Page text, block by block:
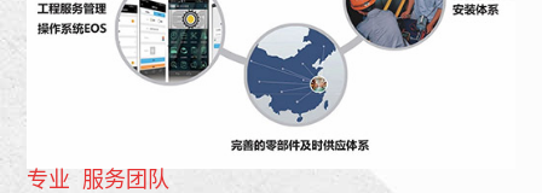
专业 服务团队